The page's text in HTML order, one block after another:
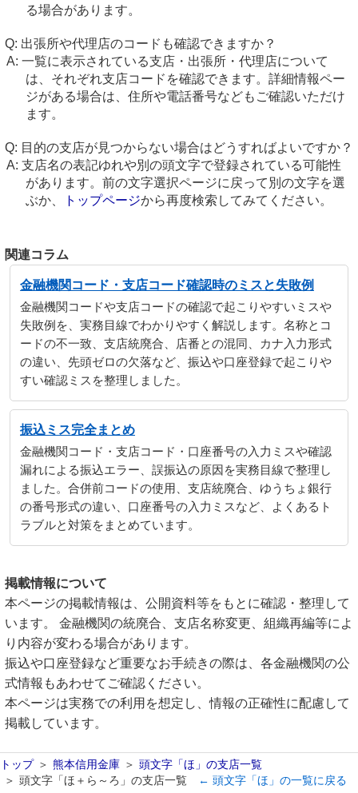
る場合があります。
出張所や代理店のコードも確認できますか？
一覧に表示されている支店・出張所・代理店について
は、それぞれ支店コードを確認できます。詳細情報ペー
ジがある場合は、住所や電話番号などもご確認いただけ
ます。
目的の支店が見つからない場合はどうすればよいですか？
支店名の表記ゆれや別の頭文字で登録されている可能性
があります。前の文字選択ページに戻って別の文字を選
ぶか、
トップページから再度検索してみてください。
関連コラム
金融機関コード・支店コード確認時のミスと失敗例
金融機関コードや支店コードの確認で起こりやすいミスや
失敗例を、実務目線でわかりやすく解説します。名称とコ
ードの不一致、支店統廃合、店番との混同、カナ入力形式
の違い、先頭ゼロの欠落など、振込や口座登録で起こりや
すい確認ミスを整理しました。
振込ミス完全まとめ
金融機関コード・支店コード・口座番号の入力ミスや確認
漏れによる振込エラー、誤振込の原因を実務目線で整理し
ました。合併前コードの使用、支店統廃合、ゆうちょ銀行
の番号形式の違い、口座番号の入力ミスなど、よくあるト
ラブルと対策をまとめています。
掲載情報について
本ページの掲載情報は、公開資料等をもとに確認・整理して
います。 金融機関の統廃合、支店名称変更、組織再編等によ
り内容が変わる場合があります。
振込や口座登録など重要なお手続きの際は、各金融機関の公
式情報もあわせてご確認ください。
本ページは実務での利用を想定し、情報の正確性に配慮して
掲載しています。
トップ 熊本信用金庫
頭文字「ほ」の支店一覧
頭文字「ほ＋ら～ろ」の支店一覧
← 頭文字「ほ」の一覧に戻る